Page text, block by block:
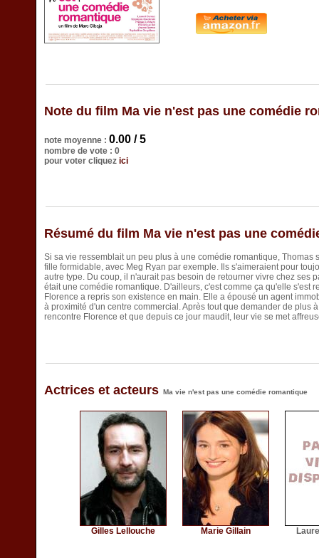
Note du film Ma vie n'est pas une comédie
note moyenne : 0.00 / 5
nombre de vote : 0
pour voter cliquez ici
Résumé du film Ma vie n'est pas une
Si sa vie ressemblait un peu plus à une comédie romantique, Thomas
fille formidable, avec Meg Ryan par exemple. Ils s'aimeraient pour
autre type. Du coup, il n'aurait pas besoin de retourner vivre chez ses
était une comédie romantique. D'ailleurs, c'est comme ça qu'elle s'est
Florence a repris son existence en main. Elle a épousé un agent
à proximité d'un centre commercial. Après tout que demander de plus
rencontre Florence et que depuis ce jour maudit, leur vie se met
Actrices et acteurs Ma vie n'est pas une comédie romantique
Gilles Lellouche Marie Gillain